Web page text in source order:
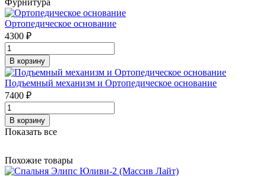
Фурнитура
Ортопедическое основание
4300 ₽
В корзину
Подъемный механизм и Ортопедическое основание
7400 ₽
В корзину
Показать все
Похожие товары